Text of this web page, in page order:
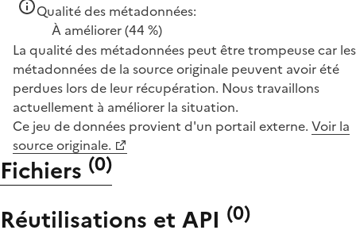
Qualité des métadonnées:
À améliorer(44 %)
La qualité des métadonnées peut être trompeuse car les
métadonnées de la source originale peuvent avoir été
perdues lors de leur récupération. Nous travaillons
actuellement à améliorer la situation.
Ce jeu de données provient d'un portail externe. Voir la
source originale.
Fichiers (0)
Réutilisations et API (0)